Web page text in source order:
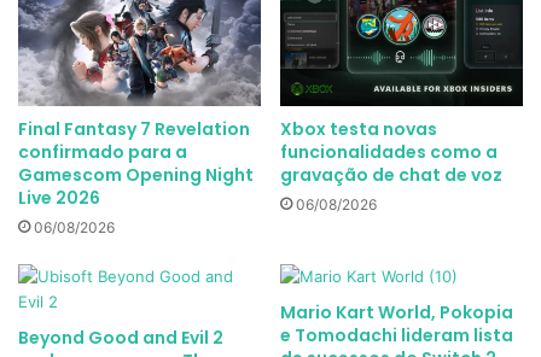
Final Fantasy 7 Revelation
confirmado para a
Gamescom Opening Night
Live 2026
06/08/2026
Xbox testa novas
funcionalidades como a
gravação de chat de voz
06/08/2026
Beyond Good and Evil 2
Mario Kart World, Pokopia
e Tomodachi lideram lista